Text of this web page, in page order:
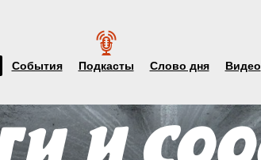
События Подкасты Слово дня Видео